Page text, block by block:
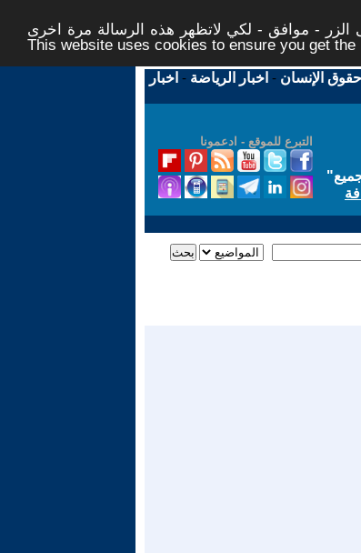
- موافق - لكي لاتظهر هذه الرسالة مرة اخرى -
This website uses cookies to ensure you get
حقوق الإنسان - اخبار الرياضة - اخبار
التبرع للموقع - ادعمونا
"